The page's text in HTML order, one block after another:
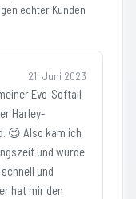
echter Kunden
21. Juni 2023
Evo-Softail
Harley-
😉 Also kam ich
und wurde
und
hat mir den